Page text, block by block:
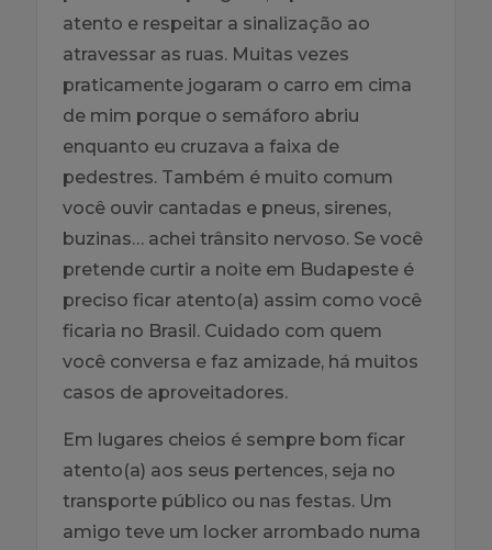
atento e respeitar a sinalização ao
atravessar as ruas. Muitas vezes
praticamente jogaram o carro em cima
de mim porque o semáforo abriu
enquanto eu cruzava a faixa de
pedestres. Também é muito comum
você ouvir cantadas e pneus, sirenes,
buzinas… achei trânsito nervoso. Se você
pretende curtir a noite em Budapeste é
preciso ficar atento(a) assim como você
ficaria no Brasil. Cuidado com quem
você conversa e faz amizade, há muitos
casos de aproveitadores.
Em lugares cheios é sempre bom ficar
atento(a) aos seus pertences, seja no
transporte público ou nas festas. Um
amigo teve um locker arrombado numa